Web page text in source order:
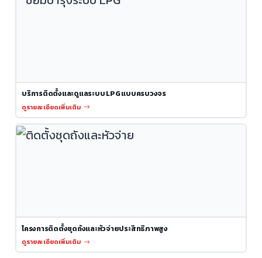
บริการติดตั้งและดูแลระบบ LPG แบบครบวงจร
ดูรายละเอียดเพิ่มเติม
โครงการติดตั้งชุดถังและหัวจ่ายประสิทธิภาพสูง
ดูรายละเอียดเพิ่มเติม